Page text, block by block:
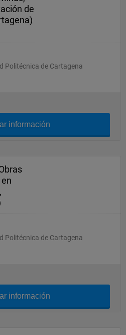
de
Politécnica de Cartagena
información
Politécnica de Cartagena
información